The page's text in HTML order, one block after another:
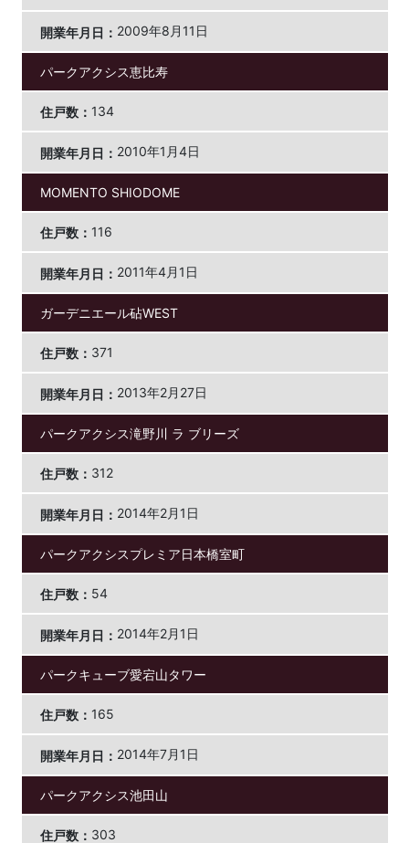
2009年8月11日
パークアクシス恵比寿
134
2010年1月4日
MOMENTO SHIODOME
116
2011年4月1日
ガーデニエール砧WEST
371
2013年2月27日
パークアクシス滝野川 ラ ブリーズ
312
2014年2月1日
パークアクシスプレミア日本橋室町
54
2014年2月1日
パークキューブ愛宕山タワー
165
2014年7月1日
パークアクシス池田山
303